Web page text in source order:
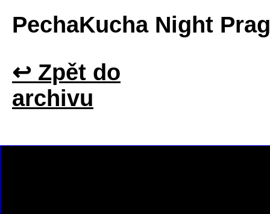
PechaKucha Night
↩ Zpět do
archivu